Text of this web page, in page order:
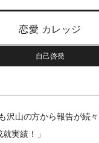
恋愛 カレッジ
自己啓発
沢山の方から報告が続々
実績！」